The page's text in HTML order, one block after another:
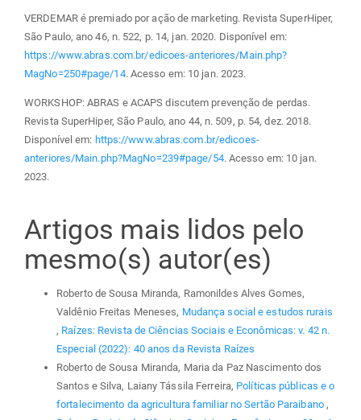
VERDEMAR é premiado por ação de marketing. Revista SuperHiper,
São Paulo, ano 46, n. 522, p. 14, jan. 2020. Disponível em:
https://www.abras.com.br/edicoes-anteriores/Main.php?
MagNo=250#page/14. Acesso em: 10 jan. 2023.
WORKSHOP: ABRAS e ACAPS discutem prevenção de perdas.
Revista SuperHiper, São Paulo, ano 44, n. 509, p. 54, dez. 2018.
Disponível em: https://www.abras.com.br/edicoes-
anteriores/Main.php?MagNo=239#page/54. Acesso em: 10 jan.
2023.
Artigos mais lidos pelo
mesmo(s) autor(es)
Roberto de Sousa Miranda, Ramonildes Alves Gomes,
Valdênio Freitas Meneses, Mudança social e estudos rurais
, Raízes: Revista de Ciências Sociais e Econômicas: v. 42 n.
Especial (2022): 40 anos da Revista Raízes
Roberto de Sousa Miranda, Maria da Paz Nascimento dos
Santos e Silva, Laiany Tássila Ferreira, Políticas públicas e o
fortalecimento da agricultura familiar no Sertão Paraibano ,